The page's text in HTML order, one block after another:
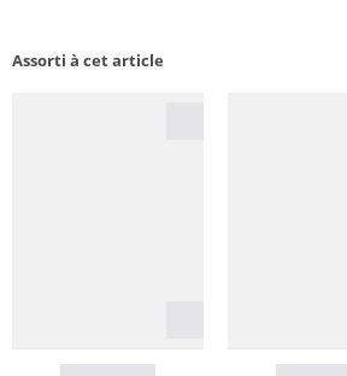
Assorti à cet article